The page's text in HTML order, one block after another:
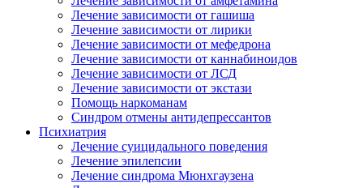
Лечение зависимости от гашиша
Лечение зависимости от лирики
Лечение зависимости от мефедрона
Лечение зависимости от каннабиноидов
Лечение зависимости от ЛСД
Лечение зависимости от экстази
Помощь наркоманам
Синдром отмены антидепрессантов
Психиатрия
Лечение суицидального поведения
Лечение эпилепсии
Лечение синдрома Мюнхгаузена